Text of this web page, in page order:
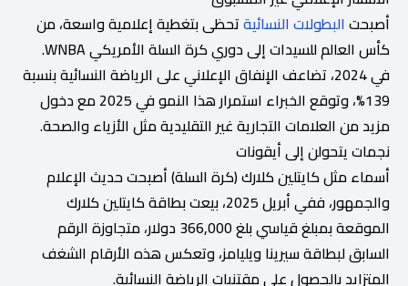
أصبحت البطولات النسائيةتحظى بتغطية إعلامية واسعة، من
كأس العالم للسيدات إلى دوري كرة السلة الأمريكي WNBA.
في 2024، تضاعف الإنفاق الإعلاني على الرياضة النسائية بنسبة
139%، وتوقع الخبراء استمرار هذا النمو في 2025 مع دخول
مزيد من العلامات التجارية غير التقليدية مثل الأزياء والصحة.
نجمات يتحولن إلى أيقونات
أسماء مثل كايتلين كلارك (كرة السلة) أصبحت حديث الإعلام
والجمهور، ففي أبريل 2025، بيعت بطاقة كايتلين كلارك
الموقعة بمبلغ قياسي بلغ 366,000 دولار، متجاوزة الرقم
السابق لبطاقة سيرينا ويليامز، وتعكس هذه الأرقام الشغف
المتزايد بالحصول على مقتنيات الرياضة النسائية.